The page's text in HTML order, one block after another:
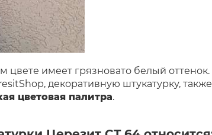
имеет грязновато белый
декоративную штукатурку, также
цветовая палитра.